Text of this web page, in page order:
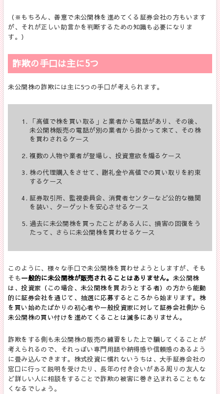
（※もちろん、善意で未公開株を進めてくる証券会社の方もいます
が、それが正しい助言かを判断するための知識も必要になりま
す。）
詐欺の手口は主に5つ
未公開株の詐欺には主に5つの手口が考えられます。
「高値で株を買い取る」と業者から電話があり、その後、
未公開株販売の電話が別の業者から掛かって来て、その株
を買わされるケース
複数の人物や業者が登場し、投資意欲を煽るケース
株の代理購入をさせて、謝礼金や高値での買い取りを約束
するケース
証券取引所、監視委員会、消費者センターなど公的な機関
を装い、ターゲットを安心させるケース
過去に未公開株を買ったことがある人に、損害の回復をう
たって、さらに未公開株を買わせるケース
このように、様々な手口で未公開株を買わせようとしますが、そも
そも一般的に未公開株が販売されることはありません。 未公開株
は、投資家（この場合、未公開株を買おうとする者）の方から能動
的に証券会社を通じて、抽選に応募するところから始まります。株
を買い始めたばかりの初心者や一般投資家に対して証券会社側から
未公開株の買い付けを進めてくることは滅多にありません。
詐欺をする側も未公開株の販売の練習をした上で騙してくることが
考えられるので、それっぽい専門用語や納得感や信頼感のあるよう
に畳み込んできます。株式投資に慣れないうちは、大手証券会社の
窓口に行って説明を受けたり、長年の付き合いがある周りの友人な
ど詳しい人に相談をすることで詐欺の被害に巻き込まれることもな
くなるでしょう。